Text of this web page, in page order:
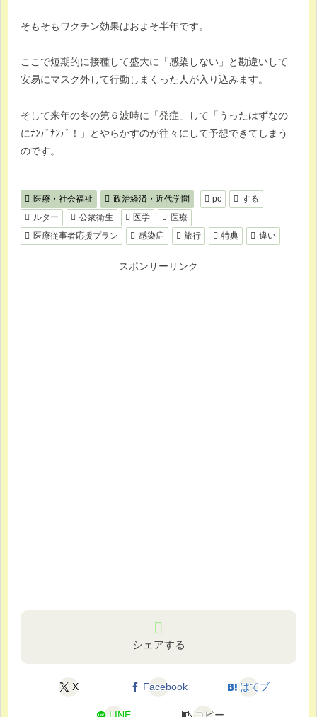
そもそもワクチン効果はおよそ半年です。
ここで短期的に接種して盛大に「感染しない」と勘違いして
安易にマスク外して行動しまくった人が入り込みます。
そして来年の冬の第６波時に「発症」して「うったはずなの
にﾅﾝﾃﾞﾅﾝﾃﾞ！」とやらかすのが往々にして予想できてしまう
のです。
医療・社会福祉 政治経済・近代学問 pc
する
ルター
公衆衛生 医学
医療
医療従事者応援プラン
感染症 旅行 特典 違い
スポンサーリンク
シェアする
X Facebook はてブ